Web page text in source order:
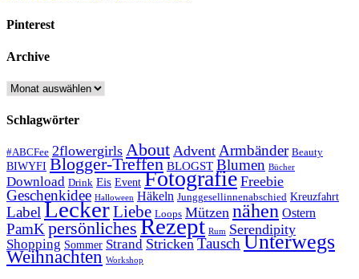
Pinterest
Archive
Archive
Schlagwörter
#ABCFee 2flowergirls About Advent Armbänder Beauty
BIWYFI Blogger-Treffen BLOGST Blumen Bücher
Download Drink Eis Event Fotografie Freebie
Geschenkidee Halloween Häkeln Junggesellinnenabschied Kreuzfahrt
LabelLeckerLiebe Loops Mützen nähen Ostern
PamKpersönliches Rezept Rum Serendipity
Shopping Sommer Strand Stricken TauschUnterwegs
Weihnachten Workshop